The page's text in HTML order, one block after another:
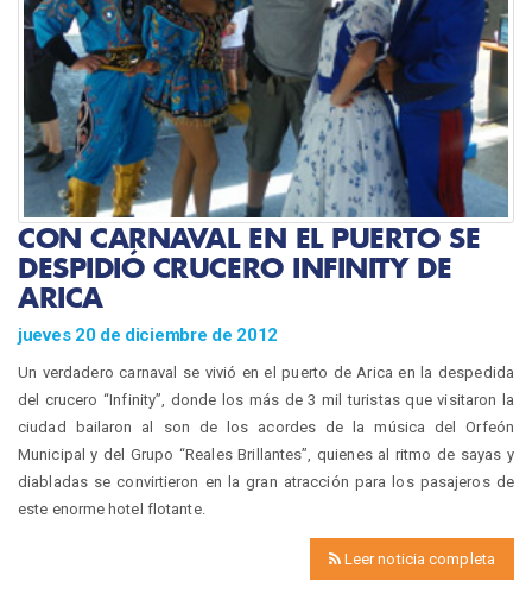
CON CARNAVAL EN EL PUERTO SE
DESPIDIÓ CRUCERO INFINITY DE
ARICA
jueves 20 de diciembre de 2012
Un verdadero carnaval se vivió en el puerto de Arica en la despedida
del crucero “Infinity”, donde los más de 3 mil turistas que visitaron la
ciudad bailaron al son de los acordes de la música del Orfeón
Municipal y del Grupo “Reales Brillantes”, quienes al ritmo de sayas y
diabladas se convirtieron en la gran atracción para los pasajeros de
este enorme hotel flotante.
Leer noticia completa